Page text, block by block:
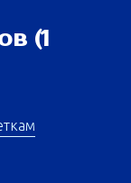
(1